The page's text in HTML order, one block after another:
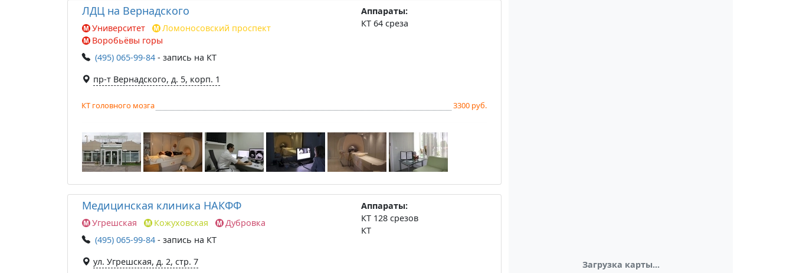
ЛДЦ на Вернадского
Университет
Ломоносовский проспект
Воробьёвы горы
(495) 065-99-84 - запись на КТ
пр-т Вернадского, д. 5, корп. 1
Аппараты:
КТ 64 среза
КТ головного мозга 3300 руб.
Медицинская клиника НАКФФ
Угрешская Кожуховская
Дубровка
(495) 065-99-84 - запись на КТ
ул. Угрешская, д. 2, стр. 7
Аппараты:
КТ 128 срезов
КТ
Загрузка карты...